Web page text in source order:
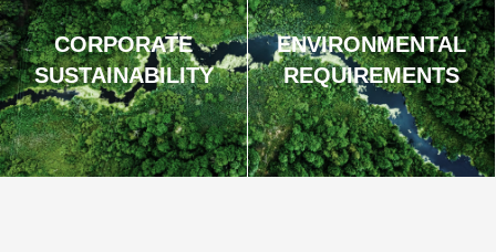
CORPORATE
SUSTAINABILITY
ENVIRONMENTAL
REQUIREMENTS